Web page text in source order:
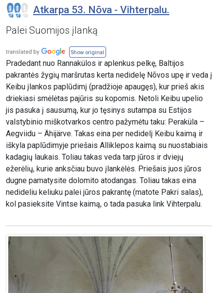
Atkarpa 53. Nõva - Vihterpalu.
Palei Suomijos įlanką
Show original
Pradedant nuo Rannakülos ir aplenkus pelkę, Baltijos
pakrantės žygių maršrutas kerta nedidelę Nõvos upę ir veda į
Keibu įlankos paplūdimį (pradžioje apaugęs), kur prieš akis
driekiasi smėlėtas pajūris su kopomis. Netoli Keibu upelio
jis pasuka į sausumą, kur jo tęsinys sutampa su Estijos
valstybinio miškotvarkos centro pažymėtu taku: Peraküla –
Aegviidu – Ähijärve. Takas eina per nedidelį Keibu kaimą ir
iškyla paplūdimyje priešais Alliklepos kaimą su nuostabiais
kadagių laukais. Toliau takas veda tarp jūros ir dviejų
ežerėlių, kurie anksčiau buvo įlankėlės. Priešais juos jūros
dugne pamatysite dolomito atodangas. Toliau takas eina
nedideliu keliuku palei jūros pakrantę (matote Pakri salas),
kol pasieksite Vintse kaimą, o tada pasuka link Vihterpalu.